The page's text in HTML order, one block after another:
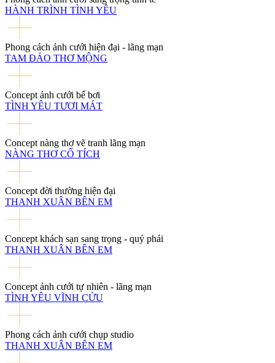
HÀNH TRÌNH TÌNH YÊU
Phong cách ảnh cưới hiện đại - lãng mạn
TAM ĐẢO THƠ MỘNG
Concept ảnh cưới bể bơi
TÌNH YÊU TƯƠI MÁT
Concept nàng thơ vẽ tranh lãng mạn
NÀNG THƠ CỔ TÍCH
Concept đời thường hiện đại
THANH XUÂN BÊN EM
Concept khách sạn sang trọng - quý phái
THANH XUÂN BÊN EM
Concept ảnh cưới tự nhiên - lãng mạn
TÌNH YÊU VĨNH CỬU
Phong cách ảnh cưới chụp studio
THANH XUÂN BÊN EM